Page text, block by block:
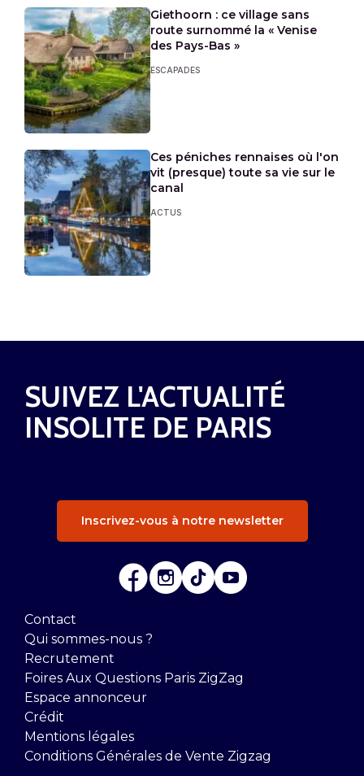
Giethoorn : ce village sans
route surnommé la « Venise
des Pays-Bas »
ESCAPADES
Ces péniches rennaises où l'on
vit (presque) toute sa vie sur le
canal
ACTUS
SUIVEZ L'ACTUALITÉ
INSOLITE DE PARIS
Inscrivez-vous à notre newsletter
Contact
Qui sommes-nous ?
Recrutement
Foires Aux Questions Paris ZigZag
Espace annonceur
Crédit
Mentions légales
Conditions Générales de Vente Zigzag